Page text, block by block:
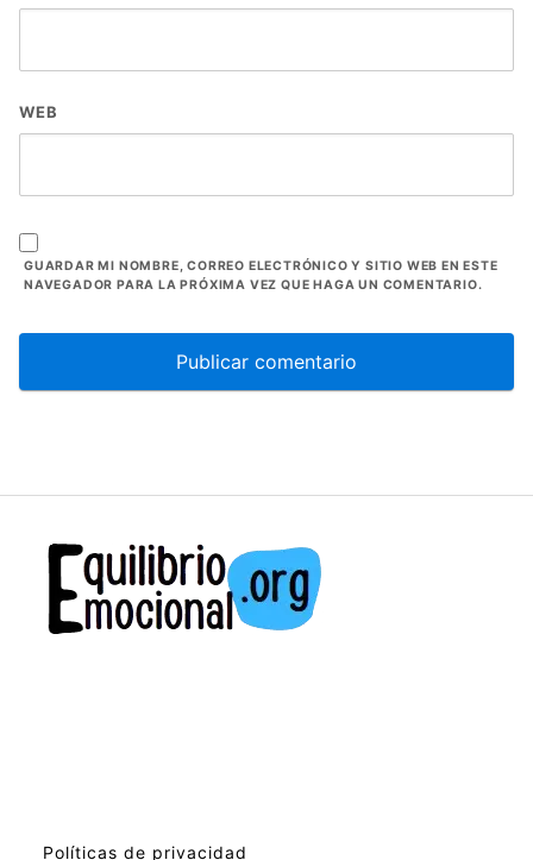
WEB
GUARDAR MI NOMBRE, CORREO ELECTRÓNICO Y SITIO WEB EN ESTE
NAVEGADOR PARA LA PRÓXIMA VEZ QUE HAGA UN COMENTARIO.
Políticas de privacidad